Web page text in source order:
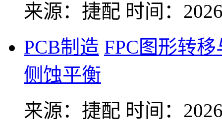
来源：捷配 时间：
PCB制造 FPC图形转
侧蚀平衡
来源：捷配 时间：